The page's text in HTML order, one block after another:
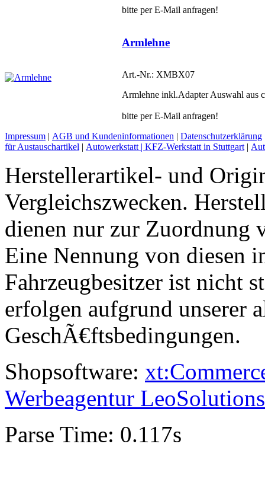
bitte per E-Mail anfragen!
Armlehne
Art.-Nr.: XMBX07
Armlehne inkl.Adapter Auswahl aus
bitte per E-Mail anfragen!
Impressum | AGB und Kundeninformationen | Datenschutzerklärung
für Austauschartikel | Autowerkstatt | KFZ-Werkstatt in Stuttgart |
Herstellerartikel- und
Vergleichszwecken.
dienen nur zur Zuordnung
Eine Nennung von diesen
Fahrzeugbesitzer ist nicht
erfolgen aufgrund unserer
GeschÃ€ftsbedingungen.
Shopsoftware:
Werbeagentur LeoSolutions
Parse Time: 0.117s